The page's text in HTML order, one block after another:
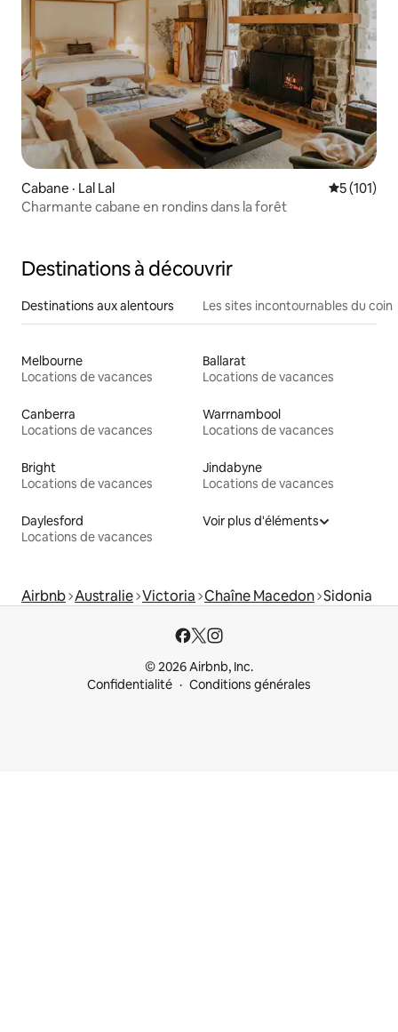
Cabane · Lal Lal Note
5 (101)
Charmante cabane en rondins dans la forêt
Destinations à découvrir
Destinations aux alentours Les sites incontournables du coin
Melbourne
Locations de vacances
Ballarat
Locations de vacances
Canberra
Locations de vacances
Warrnambool
Locations de vacances
Bright
Locations de vacances
Jindabyne
Locations de vacances
Daylesford
Locations de vacances
Voir plus d'éléments
Airbnb Australie Victoria Chaîne Macedon Sidonia
© 2026 Airbnb, Inc.
Confidentialité
Conditions générales